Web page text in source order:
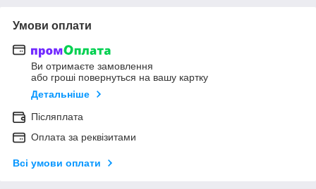
Умови оплати
Ви отримаєте замовлення
або гроші повернуться на вашу картку
Детальніше
Післяплата
Оплата за реквізитами
Всі умови оплати